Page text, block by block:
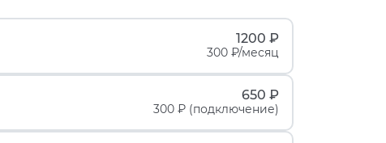
1200 ₽
300 ₽/месяц
650 ₽
300 ₽ (подключение)